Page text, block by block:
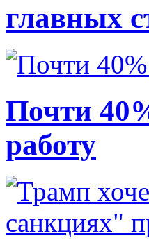
главных
Почти
работу